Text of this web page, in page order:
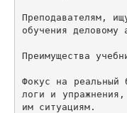
Преподавателям,
обучения деловому
Преимущества
Фокус на реальный
логи и
им ситуациям.